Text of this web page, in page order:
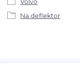
Na deflektor